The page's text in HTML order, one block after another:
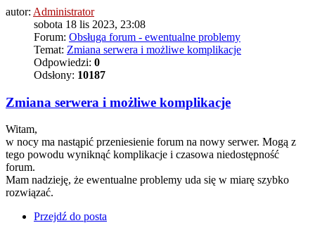
autor: Administrator
sobota 18 lis 2023, 23:08
Forum: Obsługa forum - ewentualne problemy
Temat: Zmiana serwera i możliwe komplikacje
Odpowiedzi: 0
Odsłony: 10187
Zmiana serwera i możliwe komplikacje
Witam,
w nocy ma nastąpić przeniesienie forum na nowy serwer. Mogą z
tego powodu wyniknąć komplikacje i czasowa niedostępność
forum.
Mam nadzieję, że ewentualne problemy uda się w miarę szybko
rozwiązać.
Przejdź do posta